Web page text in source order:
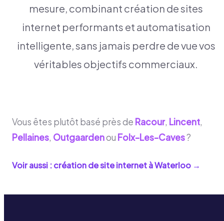
mesure, combinant création de sites
internet performants et automatisation
intelligente, sans jamais perdre de vue vos
véritables objectifs commerciaux.
Vous êtes plutôt basé près de Racour, Lincent,
Pellaines, Outgaardenou Folx-Les-Caves?
Voir aussi : création de site internet àWaterloo →